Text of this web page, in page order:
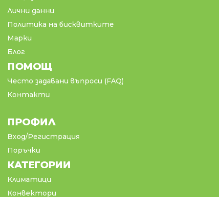
Лични данни
Политика на бисквитките
Марки
Блог
ПОМОЩ
Често задавани въпроси (FAQ)
Контакти
ПРОФИЛ
Вход/Регистрация
Поръчки
КАТЕГОРИИ
Климатици
Конвектори